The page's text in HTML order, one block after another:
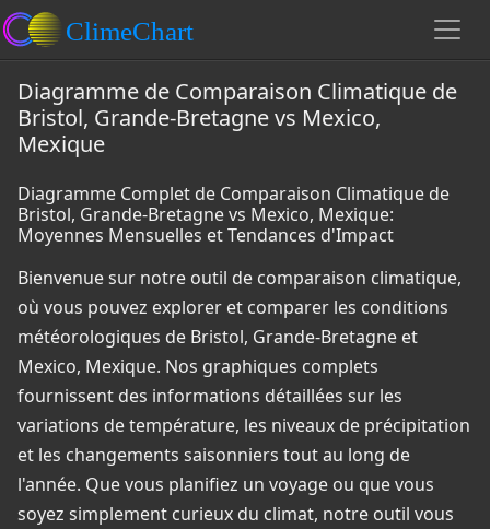
Diagramme de Comparaison Climatique de
Bristol, Grande-Bretagne vs Mexico,
Mexique
Diagramme Complet de Comparaison Climatique de
Bristol, Grande-Bretagne vs Mexico, Mexique:
Moyennes Mensuelles et Tendances d'Impact
Bienvenue sur notre outil de comparaison climatique,
où vous pouvez explorer et comparer les conditions
météorologiques de Bristol, Grande-Bretagne et
Mexico, Mexique. Nos graphiques complets
fournissent des informations détaillées sur les
variations de température, les niveaux de précipitation
et les changements saisonniers tout au long de
l'année. Que vous planifiez un voyage ou que vous
soyez simplement curieux du climat, notre outil vous